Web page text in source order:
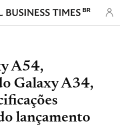
BR
A54,
Galaxy A34,
lançamento